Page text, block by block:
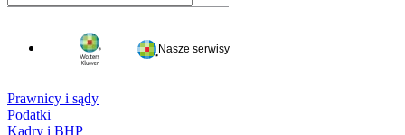
Nasze serwisy
Prawnicy i sądy
Podatki
Kadry i BHP